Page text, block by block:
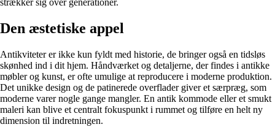
strækker sig over generationer.
Den æstetiske appel
Antikviteter er ikke kun fyldt med historie, de bringer også en tidsløs
skønhed ind i dit hjem. Håndværket og detaljerne, der findes i antikke
møbler og kunst, er ofte umulige at reproducere i moderne produktion.
Det unikke design og de patinerede overflader giver et særpræg, som
moderne varer nogle gange mangler. En antik kommode eller et smukt
maleri kan blive et centralt fokuspunkt i rummet og tilføre en helt ny
dimension til indretningen.